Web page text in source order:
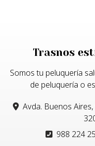
Trasnos
Somos tu peluquería
de peluquería o
Avda. Buenos
988 224